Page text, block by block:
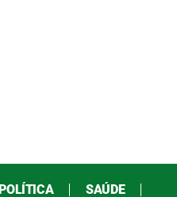
POLÍTICA SAÚDE